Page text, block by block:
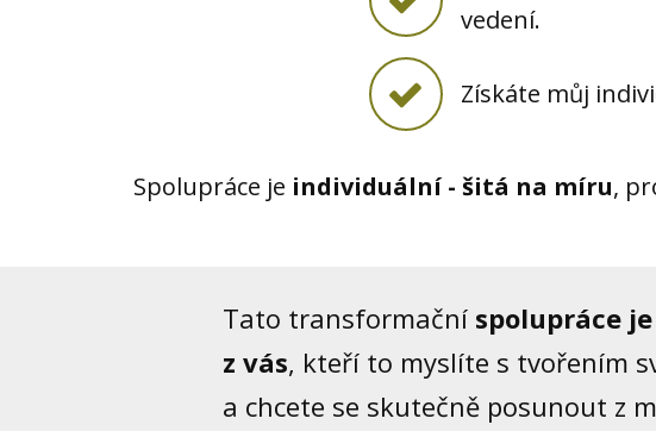
vedení.
Získáte můj
Spolupráce je individuální - šitá na míru,
Tato transformační spolupráce
z vás, kteří to myslíte s tvořením
a chcete se skutečně posunout z